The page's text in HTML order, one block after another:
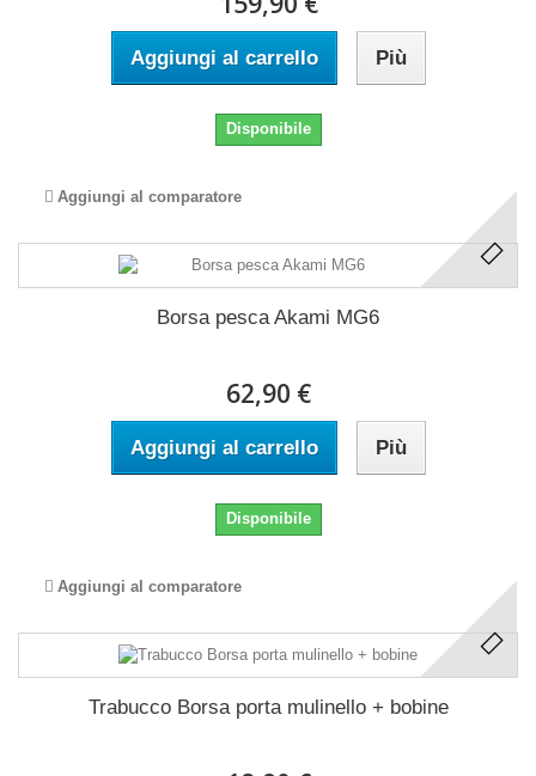
Aggiungi al carrello Più
Disponibile
Aggiungi al comparatore
Borsa pesca Akami MG6
62,90 €
Aggiungi al carrello Più
Disponibile
Aggiungi al comparatore
Trabucco Borsa porta mulinello + bobine